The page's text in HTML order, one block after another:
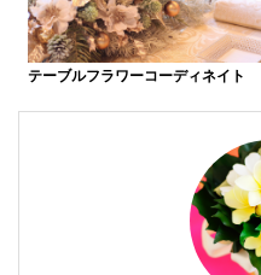
テーブルフラワーコーディネイト